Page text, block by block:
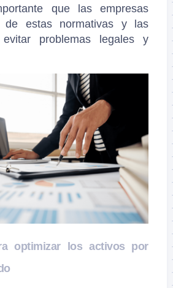
que las empresas
estas normativas y las
problemas legales y
optimizar los activos por